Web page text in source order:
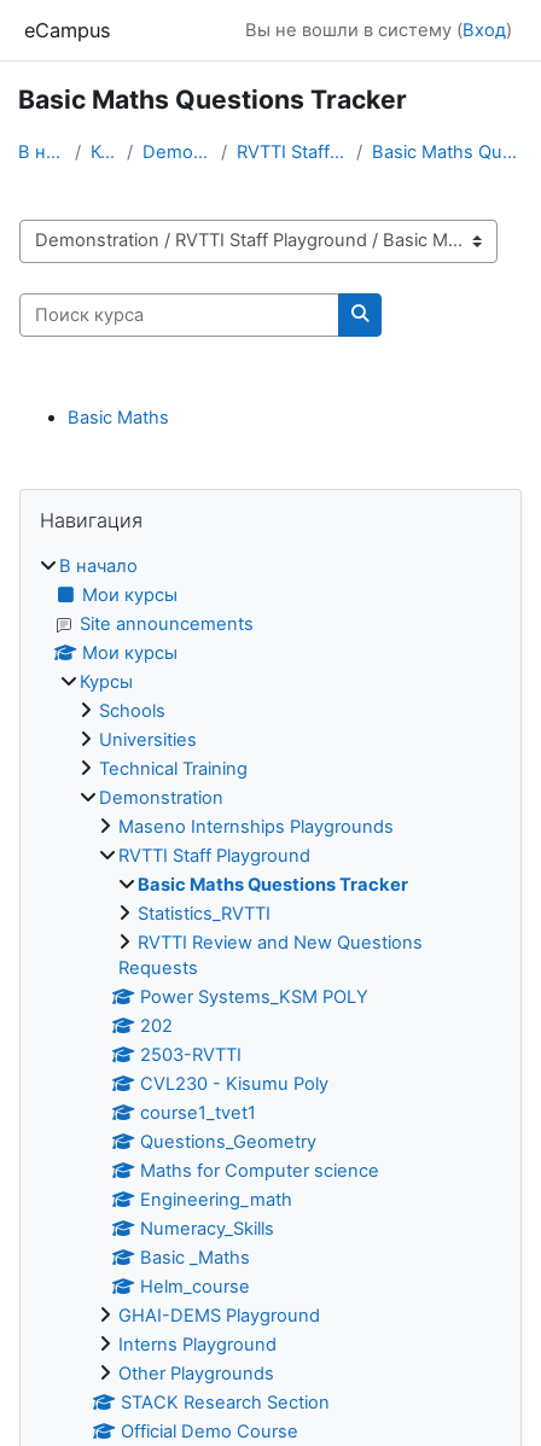
eCampus Вы не вошли в систему (Вход)
Basic Maths Questions Tracker
В начало Курсы Demonstration RVTTI Staff Playground Basic Maths Questions Tracker
Категории курсов
Поиск курса
Поиск курса
Basic Maths
Блоки
Навигация
В начало
Мои курсы
Site announcements
Мои курсы
Курсы
Schools
Universities
Technical Training
Demonstration
Maseno Internships Playgrounds
RVTTI Staff Playground
Basic Maths Questions Tracker
Statistics_RVTTI
RVTTI Review and New Questions
Requests
Power Systems_KSM POLY
202
2503-RVTTI
CVL230 - Kisumu Poly
course1_tvet1
Questions_Geometry
Maths for Computer science
Engineering_math
Numeracy_Skills
Basic _Maths
Helm_course
GHAI-DEMS Playground
Interns Playground
Other Playgrounds
STACK Research Section
Official Demo Course